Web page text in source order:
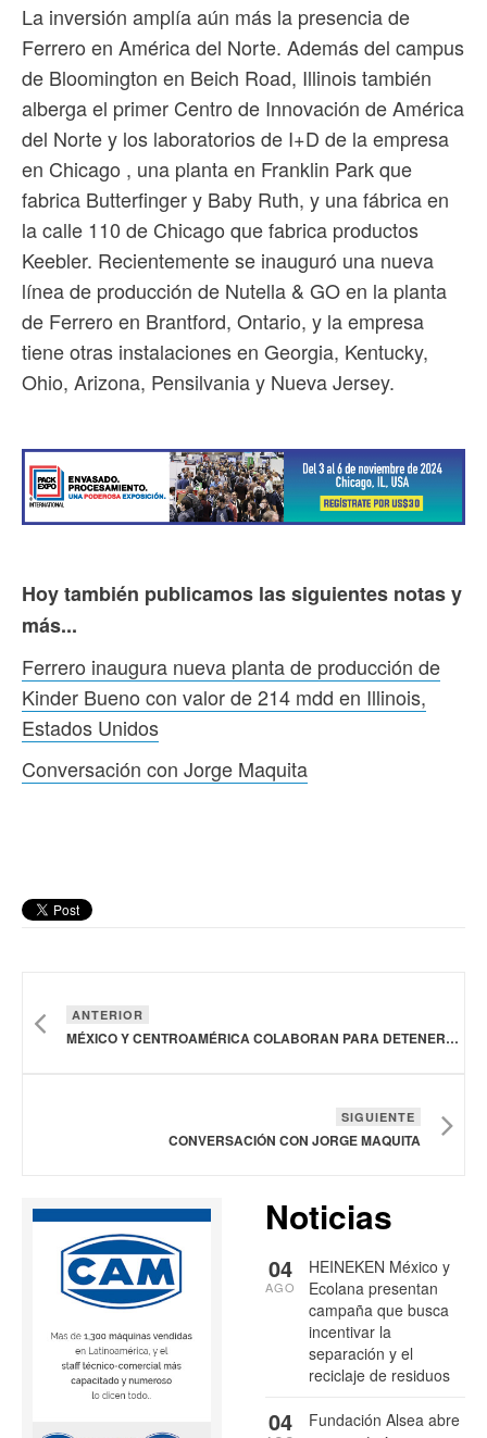
La inversión amplía aún más la presencia de
Ferrero en América del Norte. Además del campus
de Bloomington en Beich Road, Illinois también
alberga el primer Centro de Innovación de América
del Norte y los laboratorios de I+D de la empresa
en Chicago , una planta en Franklin Park que
fabrica Butterfinger y Baby Ruth, y una fábrica en
la calle 110 de Chicago que fabrica productos
Keebler. Recientemente se inauguró una nueva
línea de producción de Nutella & GO en la planta
de Ferrero en Brantford, Ontario, y la empresa
tiene otras instalaciones en Georgia, Kentucky,
Ohio, Arizona, Pensilvania y Nueva Jersey.
Hoy también publicamos las siguientes notas y
más...
Ferrero inaugura nueva planta de producción de
Kinder Bueno con valor de 214 mdd en Illinois,
Estados Unidos
Conversación con Jorge Maquita
ANTERIOR
MÉXICO Y CENTROAMÉRICA COLABORAN PARA DETENER EL AVANCE DEL GUSANO BARRENADOR DEL GANADO
SIGUIENTE
CONVERSACIÓN CON JORGE MAQUITA
Noticias
HEINEKEN México y
Ecolana presentan
campaña que busca
incentivar la
separación y el
reciclaje de residuos
04
AGO
Fundación Alsea abre
04